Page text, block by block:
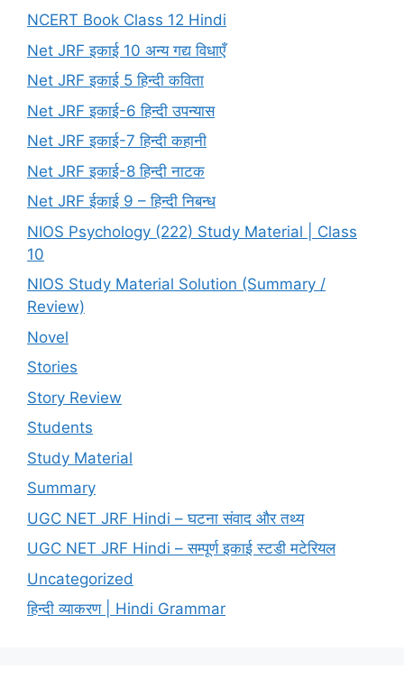
NCERT Book Class 12 Hindi
Net JRF इकाई 10 अन्य गद्य विधाएँ
Net JRF इकाई 5 हिन्दी कविता
Net JRF इकाई-6 हिन्दी उपन्यास
Net JRF इकाई-7 हिन्दी कहानी
Net JRF इकाई-8 हिन्दी नाटक
Net JRF ईकाई 9 – हिन्दी निबन्ध
NIOS Psychology (222) Study Material | Class
10
NIOS Study Material Solution (Summary /
Review)
Novel
Stories
Story Review
Students
Study Material
Summary
UGC NET JRF Hindi – घटना संवाद और तथ्य
UGC NET JRF Hindi – सम्पूर्ण इकाई स्टडी मटेरियल
Uncategorized
हिन्दी व्याकरण | Hindi Grammar